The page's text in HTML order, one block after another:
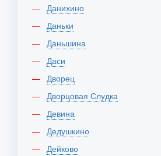
Данихино
Даньки
Даньшина
Даси
Дворец
Дворцовая Слудка
Девина
Дедушкино
Дейково